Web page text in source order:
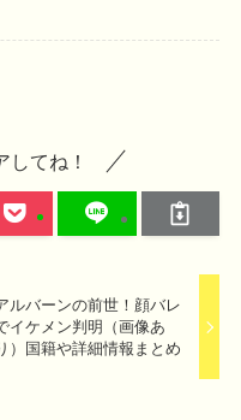
してね！
ルバーンの前世！顔バレ
イケメン判明（画像あ
）国籍や詳細情報まとめ